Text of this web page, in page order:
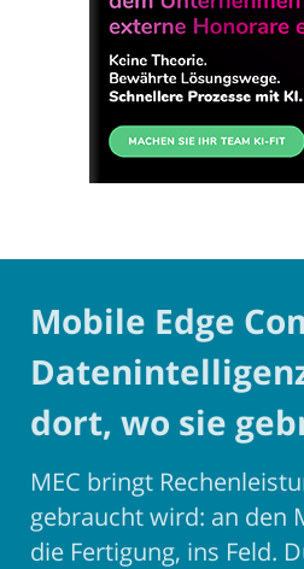
Mobile Edge
dort, wo sie
MEC bringt
gebraucht wird: an den
die Fertigung, ins Feld.